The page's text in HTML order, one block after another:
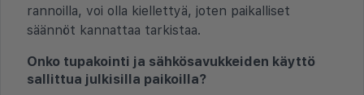
rannoilla, voi olla kiellettyä, joten paikalliset
säännöt kannattaa tarkistaa.
Onko tupakointi ja sähkösavukkeiden käyttö
sallittua julkisilla paikoilla?